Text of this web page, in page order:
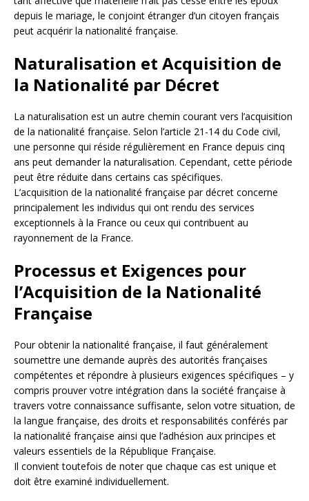
depuis le mariage, le conjoint étranger d’un citoyen français
peut acquérir la nationalité française.
Naturalisation et Acquisition de
la Nationalité par Décret
La naturalisation est un autre chemin courant vers l’acquisition
de la nationalité française. Selon l’article 21-14 du Code civil,
une personne qui réside régulièrement en France depuis cinq
ans peut demander la naturalisation. Cependant, cette période
peut être réduite dans certains cas spécifiques.
L’acquisition de la nationalité française par décret concerne
principalement les individus qui ont rendu des services
exceptionnels à la France ou ceux qui contribuent au
rayonnement de la France.
Processus et Exigences pour
l’Acquisition de la Nationalité
Française
Pour obtenir la nationalité française, il faut généralement
soumettre une demande auprès des autorités françaises
compétentes et répondre à plusieurs exigences spécifiques – y
compris prouver votre intégration dans la société française à
travers votre connaissance suffisante, selon votre situation, de
la langue française, des droits et responsabilités conférés par
la nationalité française ainsi que l’adhésion aux principes et
valeurs essentiels de la République Française.
Il convient toutefois de noter que chaque cas est unique et
doit être examiné individuellement.